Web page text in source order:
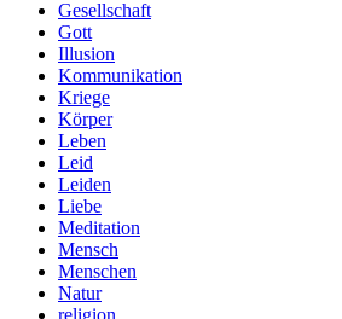
Gesellschaft
Gott
Illusion
Kommunikation
Kriege
Körper
Leben
Leid
Leiden
Liebe
Meditation
Mensch
Menschen
Natur
religion